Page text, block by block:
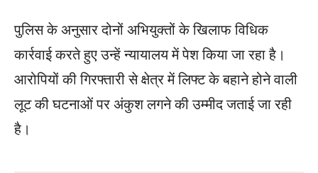
पुलिस के अनुसार दोनों अभियुक्तों के खिलाफ विधिक
कार्रवाई करते हुए उन्हें न्यायालय में पेश किया जा रहा है।
आरोपियों की गिरफ्तारी से क्षेत्र में लिफ्ट के बहाने होने वाली
लूट की घटनाओं पर अंकुश लगने की उम्मीद जताई जा रही
है।